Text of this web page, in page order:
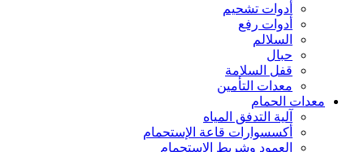
أدوات تشحيم
أدوات رفع
السلالم
حبال
قفل السلامة
معدات التأمين
معدات الحمام
آلية التدفق المياه
أكسسوارات قاعة الإستحمام
العمود وشريط الاستحمام